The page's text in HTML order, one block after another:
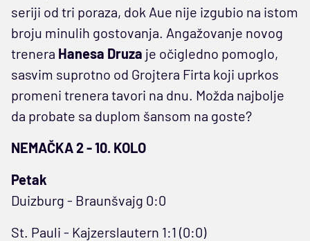
seriji od tri poraza, dok Aue nije izgubio na istom
broju minulih gostovanja. Angažovanje novog
trenera Hanesa Druza je očigledno pomoglo,
sasvim suprotno od Grojtera Firta koji uprkos
promeni trenera tavori na dnu. Možda najbolje
da probate sa duplom šansom na goste?
NEMAČKA 2 - 10. KOLO
Petak
Duizburg - Braunšvajg 0:0
St. Pauli - Kajzerslautern 1:1 (0:0)